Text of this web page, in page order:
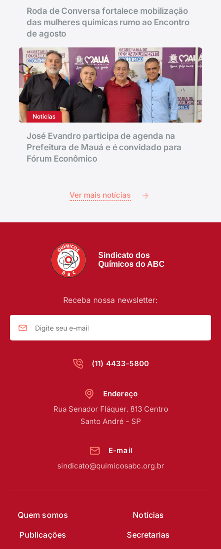
Roda de Conversa fortalece mobilização
das mulheres químicas rumo ao Encontro
de agosto
Notícias
José Evandro participa de agenda na
Prefeitura de Mauá e é convidado para
Fórum Econômico
Ver mais notícias
Sindicato dos
Químicos do ABC
(11) 4433-5800
Receba nossa newsletter:
Quem somos
Notícias
Publicações
Secretarias
Endereço
Rua Senador Fláquer, 813 Centro
Santo André - SP
E-mail
sindicato@quimicosabc.org.br